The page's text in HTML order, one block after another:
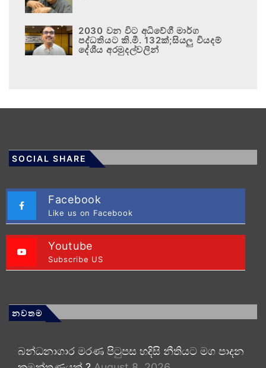
2030 වන විට අධිවේගී මාර්ග
පද්ධතියට කි.මී. 132ක්;සියලු වියදම්
දේශීය අරමුදල්වලින්
SOCIAL SHARE
Facebook
Like us on Facebook
Youtube
Subscribe US
නවතම
බන්ධනාගාර මරණ පිටුපස හදිසි නීතියට මග පාදන